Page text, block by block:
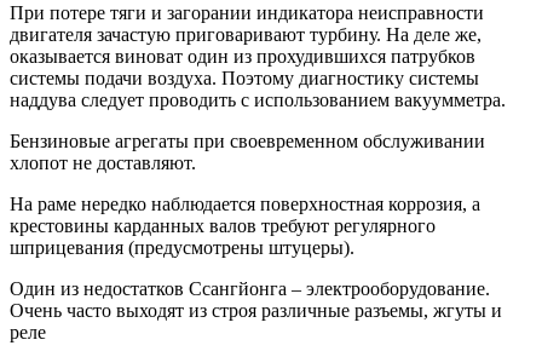
При потере тяги и загорании индикатора неисправности
двигателя зачастую приговаривают турбину. На деле же,
оказывается виноват один из прохудившихся патрубков
системы подачи воздуха. Поэтому диагностику системы
наддува следует проводить с использованием вакуумметра.
Бензиновые агрегаты при своевременном обслуживании
хлопот не доставляют.
На раме нередко наблюдается поверхностная коррозия, а
крестовины карданных валов требуют регулярного
шприцевания (предусмотрены штуцеры).
Один из недостатков Ссангйонга – электрооборудование.
Очень часто выходят из строя различные разъемы, жгуты и
реле